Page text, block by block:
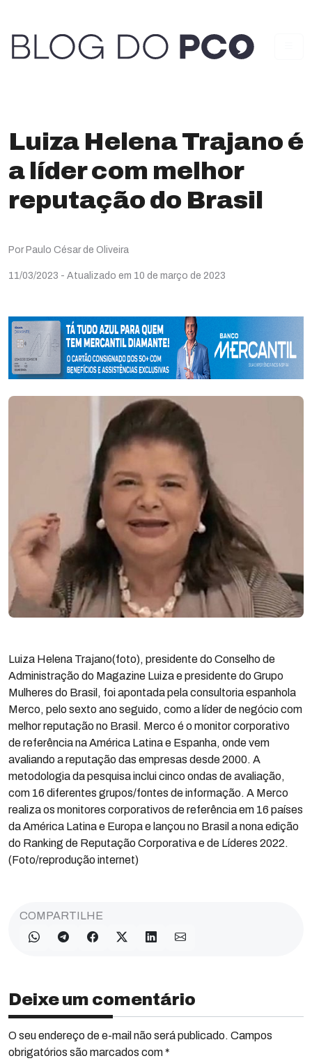
Luiza Helena Trajano é
a líder com melhor
reputação do Brasil
Por Paulo César de Oliveira
11/03/2023 - Atualizado em 10 de março de 2023
Luiza Helena Trajano(foto), presidente do Conselho de
Administração do Magazine Luiza e presidente do Grupo
Mulheres do Brasil, foi apontada pela consultoria espanhola
Merco, pelo sexto ano seguido, como a líder de negócio com
melhor reputação no Brasil. Merco é o monitor corporativo
de referência na América Latina e Espanha, onde vem
avaliando a reputação das empresas desde 2000. A
metodologia da pesquisa inclui cinco ondas de avaliação,
com 16 diferentes grupos/fontes de informação. A Merco
realiza os monitores corporativos de referência em 16 países
da América Latina e Europa e lançou no Brasil a nona edição
do Ranking de Reputação Corporativa e de Líderes 2022.
(Foto/reprodução internet)
COMPARTILHE
Deixe um comentário
O seu endereço de e-mail não será publicado. Campos
obrigatórios são marcados com *